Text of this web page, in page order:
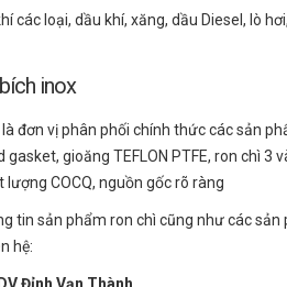
các loại, dầu khí, xăng, dầu Diesel, lò
inox
là đơn vị phân phối chính thức các sản
gioăng TEFLON PTFE, ron chì
COCQ, nguồn gốc rõ ràng
tin sản phẩm ron chì cũng như các
hệ: